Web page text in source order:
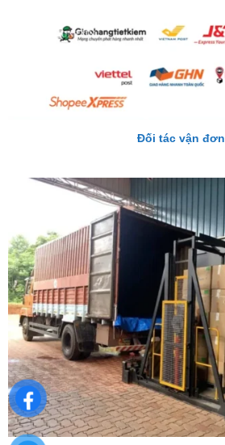
Đối tác vận đơn